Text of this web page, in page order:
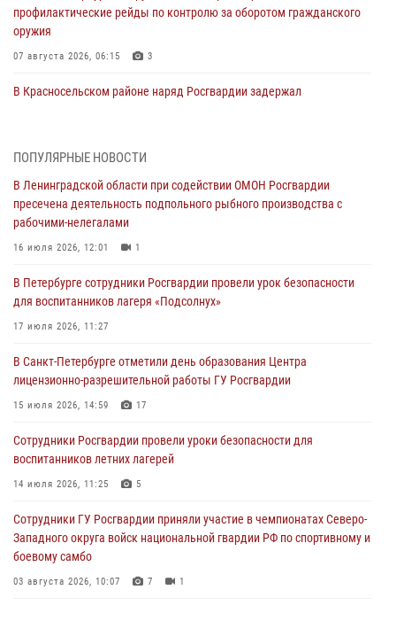
профилактические рейды по контролю за оборотом гражданского
оружия
07 августа 2026, 06:15 3
В Красносельском районе наряд Росгвардии задержал
06 августа 2026, 13:39 1
В Центральном районе росгвардейцы оперативно задержали
хулигана, стрелявшего из пускового устройства рядом с жилыми
домами
06 августа 2026, 11:36
Сотрудники и военнослужащие Росгвардии обеспечили
правопорядок при проведении матча "Зенит" - "Балтика"
06 августа 2026, 07:30
В Выборгском районе наряд Росгвардии обнаружил
разыскиваемый преступный автотранспорт
05 августа 2026, 12:25 2
Петербургские росгвардейцы обнаружили объявленный в розыск
автомобиль, ранее использовавшийся при совершении кражи в
Ленобласти
ПОПУЛЯРНЫЕ НОВОСТИ
В Ленинградской области при содействии ОМОН Росгвардии
пресечена деятельность подпольного рыбного производства с
рабочими-нелегалами
16 июля 2026, 12:01 1
В Петербурге сотрудники Росгвардии провели урок безопасности
для воспитанников лагеря «Подсолнух»
17 июля 2026, 11:27
В Санкт-Петербурге отметили день образования Центра
лицензионно-разрешительной работы ГУ Росгвардии
15 июля 2026, 14:59 17
Сотрудники Росгвардии провели уроки безопасности для
воспитанников летних лагерей
14 июля 2026, 11:25 5
Сотрудники ГУ Росгвардии приняли участие в чемпионатах Северо-
Западного округа войск национальной гвардии РФ по спортивному и
боевому самбо
03 августа 2026, 10:07 7 1